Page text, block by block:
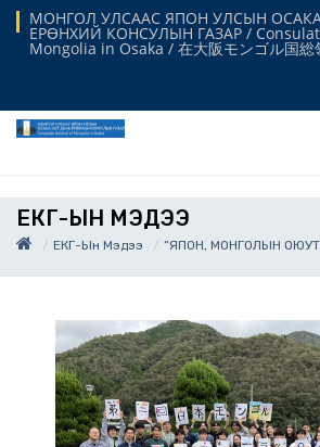
МОНГОЛ УЛСААС ЯПОН УЛСЫН
ЕРӨНХИЙ КОНСУЛЫН ГАЗАР /
Mongolia in Osaka / 在大阪モンゴル国総
ЕКГ-ЫН МЭДЭЭ
ЕКГ-Ын Мэдээ “ЯПОН, МОНГОЛЫН